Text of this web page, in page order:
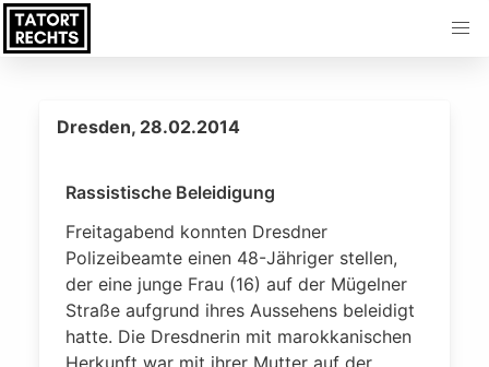
Dresden, 28.02.2014
Rassistische Beleidigung
Freitagabend konnten Dresdner
Polizeibeamte einen 48-Jähriger stellen,
der eine junge Frau (16) auf der Mügelner
Straße aufgrund ihres Aussehens beleidigt
hatte. Die Dresdnerin mit marokkanischen
Herkunft war mit ihrer Mutter auf der